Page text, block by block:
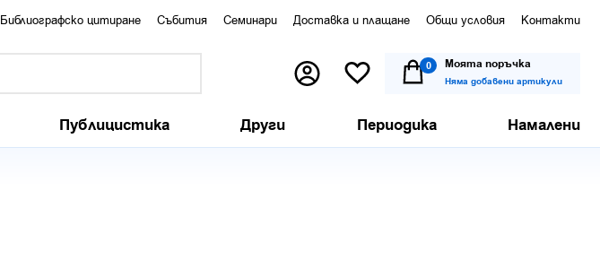
Библиографско цитиране Събития Семинари Доставка и плащане Общи условия Контакти
0 Моята поръчка
Няма добавени артикули
Публицистика Други Периодика Намалени